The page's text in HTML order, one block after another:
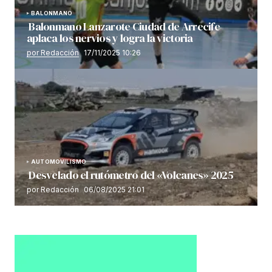
BALONMANO
Balonmano Lanzarote Ciudad de Arrecife
aplaca los nervios y logra la victoria
por Redacción 17/11/2025 10:26
AUTOMOVILISMO
Desvelado el rutómetro del «Volcanes» 2025
por Redacción 06/08/2025 21:01